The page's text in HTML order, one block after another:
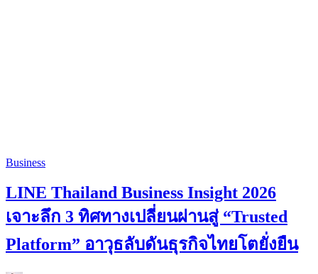
Business
LINE Thailand Business Insight 2026
เจาะลึก 3 ทิศทางเปลี่ยนผ่านสู่ “Trusted
Platform” อาวุธลับดันธุรกิจไทยโตยั่งยืน